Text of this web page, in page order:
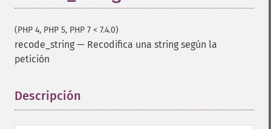
(PHP 4, PHP 5, PHP 7 < 7.4.0)
recode_string — Recodifica una string según la
petición
Descripción